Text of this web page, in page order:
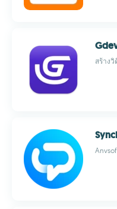
สร้าง